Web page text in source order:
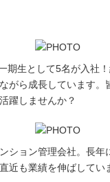
期生として5名が入社
がら成長しています。
躍しませんか？
ション管理会社。長年
近も業績を伸ばしてい